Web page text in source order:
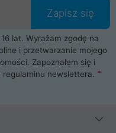
Zapisz się
lat. Wyrażam zgodę na
i przetwarzanie mojego
Zapoznałem się i
regulaminu newslettera.